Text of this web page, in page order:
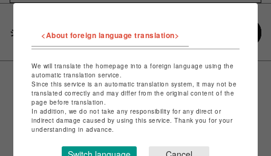
シェアする<About foreign language translation>
We will translate the homepage into a foreign language using the
automatic translation service.
Since this service is an automatic translation system, it may not be
translated correctly and may differ from the original content of the
page before translation.
In addition, we do not take any responsibility for any direct or
indirect damage caused by using this service. Thank you for your
understanding in advance.